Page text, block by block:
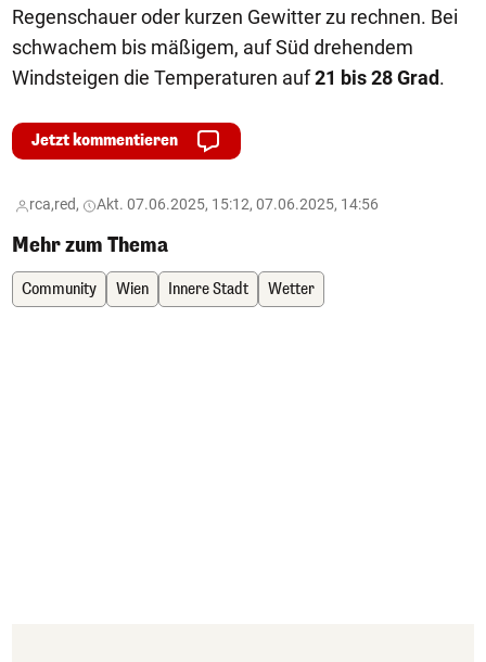
Regenschauer oder kurzen Gewitter zu rechnen. Bei
schwachem bis mäßigem, auf Süd drehendem
Windsteigen die Temperaturen auf21 bis 28 Grad.
Jetzt kommentieren
rca,red, Akt. 07.06.2025, 15:12, 07.06.2025, 14:56
Mehr zum Thema
Community Wien Innere Stadt Wetter